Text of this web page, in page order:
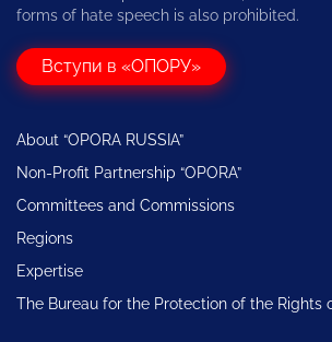
forms of hate speech is also prohibited.
Вступи в «ОПОРУ»
About “OPORA RUSSIA”
Non-Profit Partnership “OPORA”
Committees and Commissions
Regions
Expertise
The Bureau for the Protection of the Rights